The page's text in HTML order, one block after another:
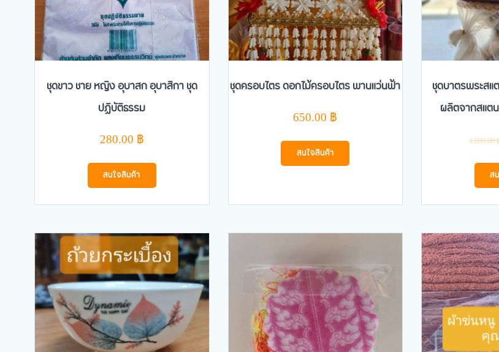
ชุดขาว ชาย หญิง อุบาสก อุบาสิกา ชุด
ปฏิบัติธรรม
280.00฿
สนใจสินค้า
ชุดครอบไตร ดอกไม้ครอบไตร พานแว่นฟ้า
650.00฿
สนใจสินค้า
ชุดบาตรพระส
ผลิตจากสแต
1,000.00
ส